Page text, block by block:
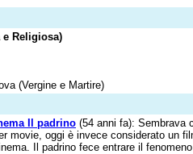
e Religiosa)
(Vergine e Martire)
Il padrino (54 anni fa): Sembrava
movie, oggi è invece considerato un
Il padrino fece entrare il